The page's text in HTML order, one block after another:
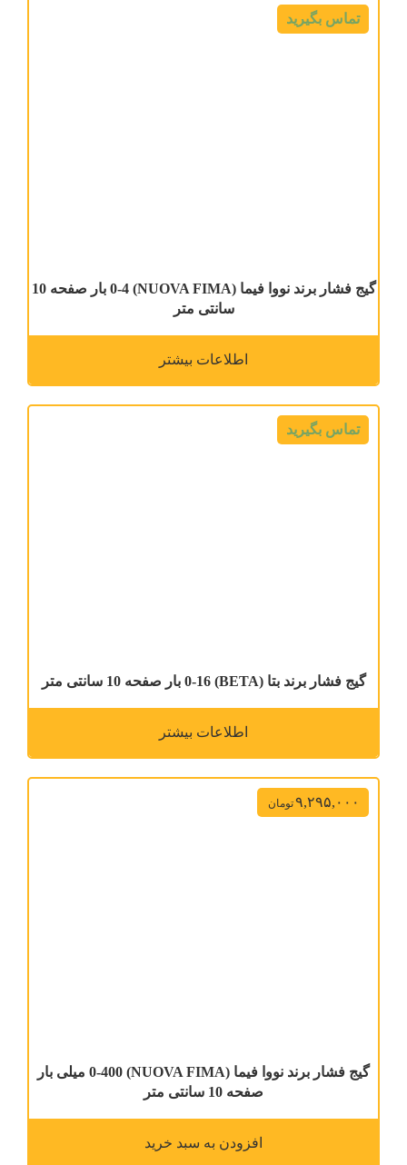
گیج فشار برند نووا فیما (NUOVA FIMA) 0-4 بار صفحه 10
سانتی متر
تماس بگیرید
اطلاعات بیشتر
گیج فشار برند بتا (BETA) 0-16 بار صفحه 10 سانتی متر
تماس بگیرید
اطلاعات بیشتر
گیج فشار برند نووا فیما (NUOVA FIMA) 0-400 میلی بار
صفحه 10 سانتی متر
۹,۲۹۵,۰۰۰تومان
افزودن به سبد خرید